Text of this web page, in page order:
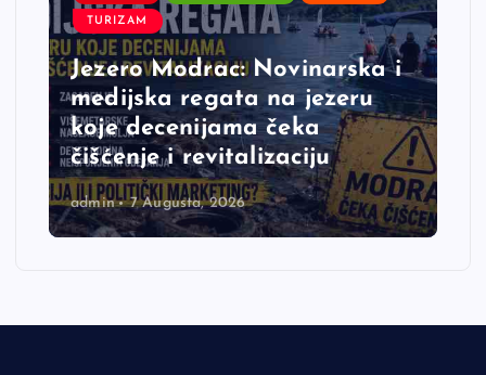
TURIZAM
Jezero Modrac: Novinarska i
medijska regata na jezeru
koje decenijama čeka
čišćenje i revitalizaciju
admin 7 Augusta, 2026